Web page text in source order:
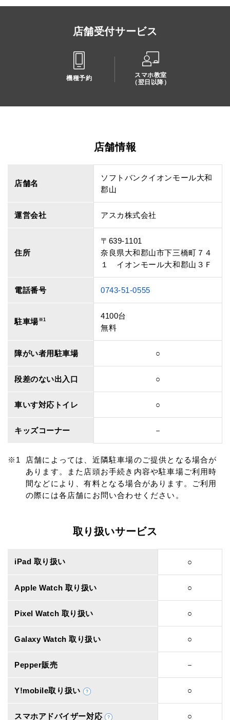
店舗受付サービス
機種予約
スマホ教室
（翌日以降）
店舗情報
店舗名
ソフトバンクイオンモール大和
郡山
運営会社 アスカ株式会社
住所
〒639-1101
奈良県大和郡山市下三橋町７４
１ イオンモール大和郡山３Ｆ
電話番号 0743-51-0555
駐車場※1
4100台
無料
障がい者用駐車場 ○
段差のない出入口 ○
車いす対応トイレ ○
キッズコーナー －
店舗によっては、近隣駐車場のご提供となる場合が
あります。また店頭お手続き内容や駐車場ご利用時
間などにより、有料となる場合があります。ご利用
の際には各店舗にお問い合わせください。
取り扱いサービス
iPad 取り扱い ○
Apple Watch 取り扱い ○
Pixel Watch 取り扱い ○
Galaxy Watch 取り扱い ○
Pepper販売 －
Y!mobile取り扱い ○
スマホアドバイザー対応 ○